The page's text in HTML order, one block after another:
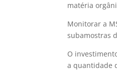
matéria
Monitorar a
subamostras
O
a quantidade